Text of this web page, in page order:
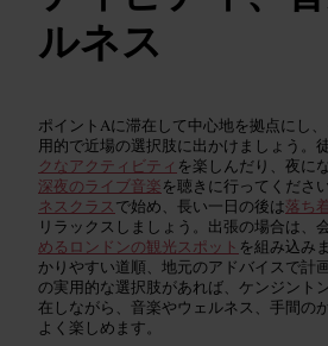
ルネス
ポイントAに滞在して中心地を拠点にし
用的で近場の選択肢に出かけましょう。
クなアクティビティ を楽しんだり、夜に
深夜のライブ音楽を聴きに行ってくださ
ネスクラス で始め、長い一日の後は落ち
リラックスしましょう。出張の場合は、
めるロンドンの観光スポット を組み込み
かりやすい道順、地元のアドバイスで計
の実用的な選択肢があれば、ケンジント
在しながら、音楽やウェルネス、手間の
よく楽しめます。